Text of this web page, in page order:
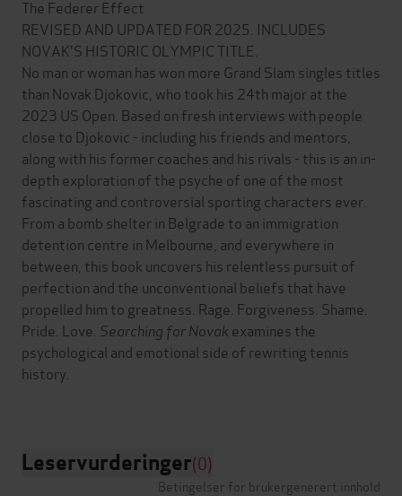
The Federer Effect
REVISED AND UPDATED FOR 2025. INCLUDES
NOVAK'S HISTORIC OLYMPIC TITLE.
No man or woman has won more Grand Slam singles titles
than Novak Djokovic, who took his 24th major at the
2023 US Open. Based on fresh interviews with people
close to Djokovic - including his friends and mentors,
along with his former coaches and his rivals - this is an in-
depth exploration of the psyche of one of the most
fascinating and controversial sporting characters ever.
From a bomb shelter in Belgrade to an immigration
detention centre in Melbourne, and everywhere in
between, this book uncovers his relentless pursuit of
perfection and the unconventional beliefs that have
propelled him to greatness. Rage. Forgiveness. Shame.
Pride. Love. Searching for Novak examines the
psychological and emotional side of rewriting tennis
history.
Leservurderinger(0)
Betingelser for brukergenerert innhold